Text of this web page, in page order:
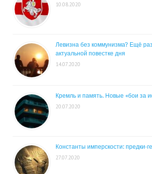
10.08.2020
Левизна без коммунизма? Ещё
актуальной повестке дня
14.07.2020
Кремль и память. Новые «бои за
20.07.2020
Константы имперскости: предки-
27.07.2020